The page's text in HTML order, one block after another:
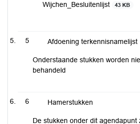
Wijchen_Besluitenlijst
43 KB
5 Afdoening terkennisnamelijst
Onderstaande stukken worden
behandeld
6 Hamerstukken
De stukken onder dit agendapunt